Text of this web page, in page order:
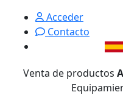
Acceder
Contacto
Venta de productos